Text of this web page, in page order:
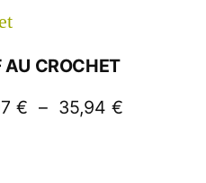
AU CROCHET
€ – 35,94 €